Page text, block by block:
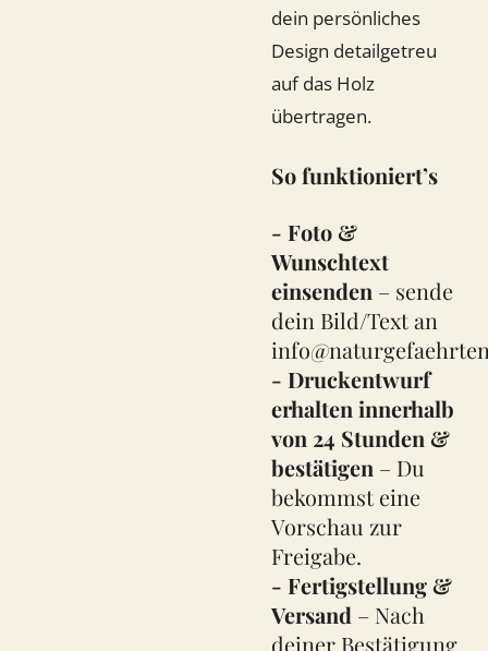
dein persönliches
Design detailgetreu
auf das Holz
übertragen.
So funktioniert’s
- Foto &
Wunschtext
einsenden – sende
dein Bild/Text an
- Druckentwurf
erhalten innerhalb
von 24 Stunden &
bestätigen – Du
bekommst eine
Vorschau zur
Freigabe.
- Fertigstellung &
Versand – Nach
deiner Bestätigung